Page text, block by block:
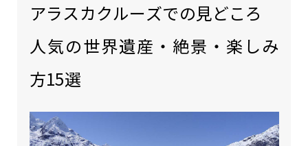
アラスカクルーズでの見どころ
人気の世界遺産・絶景・楽しみ
方15選